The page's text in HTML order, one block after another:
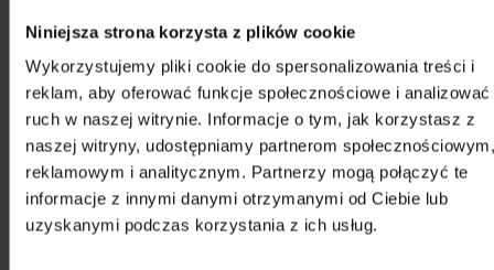
Niniejsza strona korzysta z plików cookie
Wykorzystujemy pliki cookie do spersonalizowania treści i
reklam, aby oferować funkcje społecznościowe i analizować
ruch w naszej witrynie. Informacje o tym, jak korzystasz z
naszej witryny, udostępniamy partnerom społecznościowym,
reklamowym i analitycznym. Partnerzy mogą połączyć te
informacje z innymi danymi otrzymanymi od Ciebie lub
uzyskanymi podczas korzystania z ich usług.
Alo Trio Band
POKAŻ WSZYSTKIE
JAZZ 2007 - 2017
Sade: Best of Sade
2Vinyl